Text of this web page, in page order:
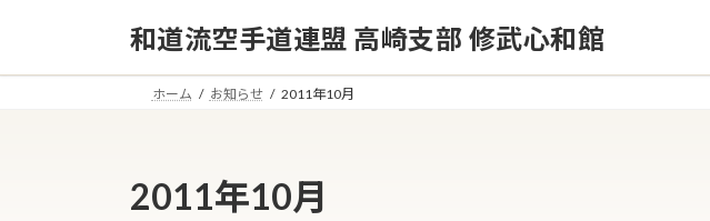
和道流空手道連盟 高崎支部 修武心和館
ホーム お知らせ 2011年10月
2011年10月